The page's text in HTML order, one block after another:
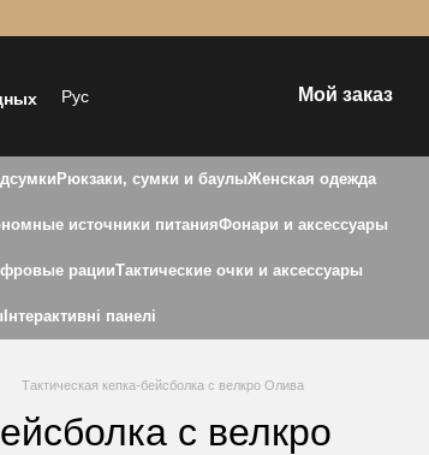
Рус Мой заказ
Рюкзаки, сумки и баулыЖенская одежда
источники питанияФонари и аксессуары
рацииТактические очки и аксессуары
Інтерактивні панелі
Тактическая кепка-бейсболка с велкро Олива
с велкро